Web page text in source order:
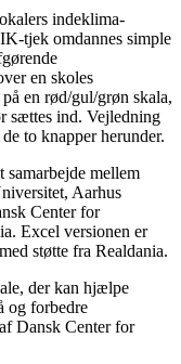
indeklima-
tjek omdannes simple
en skoles
en rød/gul/grøn skala,
sættes ind. Vejledning
to knapper herunder.
mellem
Aarhus
Center for
Excel versionen er
støtte fra Realdania.
der kan hjælpe
og forbedre
Dansk Center for